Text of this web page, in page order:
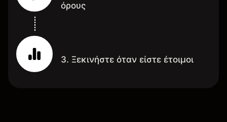
όρους
3. Ξεκινήστε όταν είστε έτοιμοι